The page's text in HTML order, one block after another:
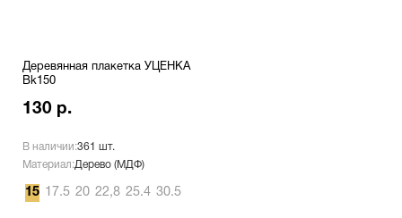
Деревянная плакетка УЦЕНКА
Bk150
130 р.
В наличии:361 шт.
Материал:Дерево (МДФ)
15 17.5 20 22,8 25.4 30.5